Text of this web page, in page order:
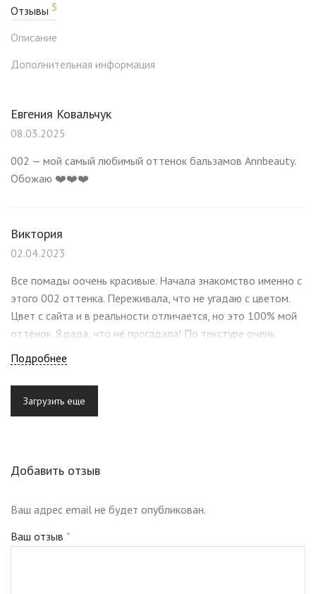
всего дня. Предотвращает появление признаков старения,
питает, а также помогает восстановить сухую кожу губ.
002 It’s Simple — когда хочется простоты и вечного лета,
отблесками.
Отзывы 5
Описание
Дополнительная информация
Евгения Ковальчук
08.03.2025
002 — мой самый любимый оттенок бальзамов Annbeauty.
Обожаю ❤️❤️❤️
Виктория
02.04.2023
Все помады оочень красивые. Начала знакомство именно с
этого 002 оттенка. Переживала, что не угадаю с цветом.
Цвет с сайта и в реальности отличается, но это 100% мой
оттенок. Я рада, что не прогадала! По текстуре очень
приятная, действительно бальзам и не липкая. Но. Очень
мало( Быстро закончилась. Так понравилась, что кисточкой
до дна использовала ❤
Подробнее
Загрузить еще
Добавить отзыв
Ваш адрес email не будет опубликован.
Ваш отзыв *